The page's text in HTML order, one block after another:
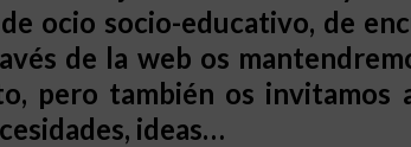
ocio socio-educativo, de
de la web os
pero también os
ideas…